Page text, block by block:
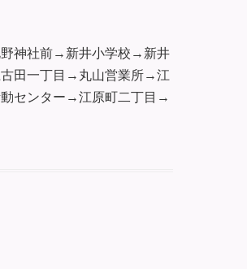
神社前→新井小学校→新井
田一丁目→丸山営業所→江
センター→江原町二丁目→